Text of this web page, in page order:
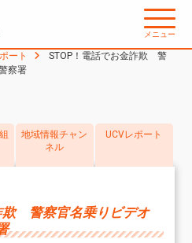
メニュー
ート
STOP！電話でお金詐欺 警
察署
地域情報チャン
ネル
UCVレポート
欺 警察官名乗りビデオ